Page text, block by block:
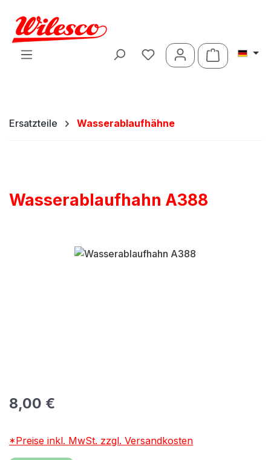
Zum Hauptinhalt springen
Ersatzteile Wasserablaufhähne
Wasserablaufhahn A388
Bildergalerie überspringen
Regulärer Preis:
8,00 €
*Preise inkl. MwSt. zzgl. Versandkosten